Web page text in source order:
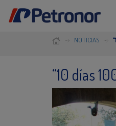
NOTICIAS
“10 días